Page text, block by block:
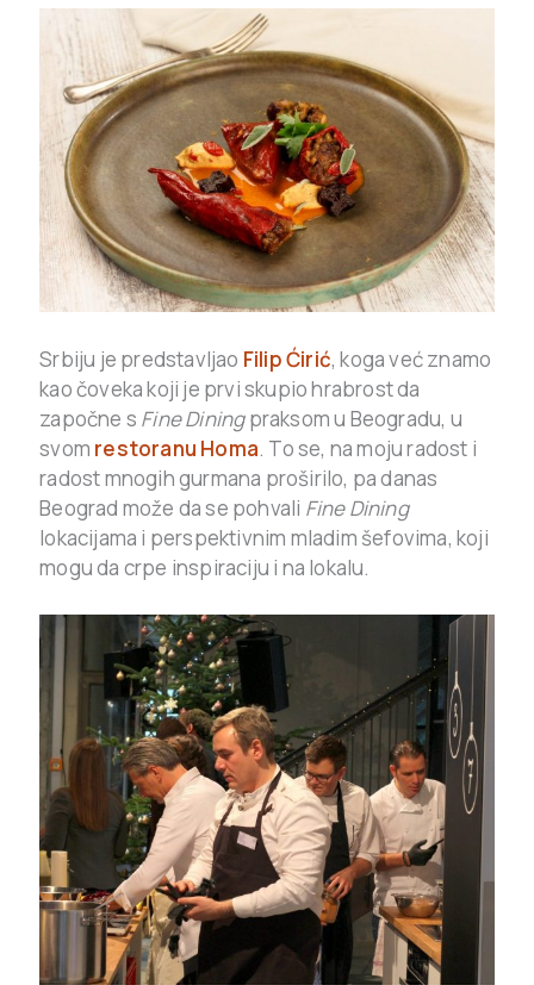
Srbiju je predstavljao Filip Ćirić, koga već znamo
kao čoveka koji je prvi skupio hrabrost da
započne s Fine Diningpraksom u Beogradu, u
svom restoranu Homa. To se, na moju radost i
radost mnogih gurmana proširilo, pa danas
Beograd može da se pohvali Fine Dining
lokacijama i perspektivnim mladim šefovima, koji
mogu da crpe inspiraciju i na lokalu.